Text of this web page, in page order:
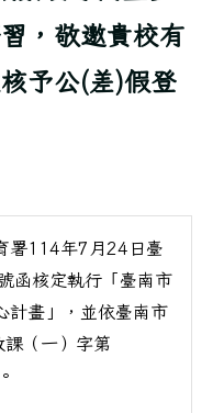
，敬邀貴校有
予公(差)假登
署114年7月24日臺
函核定執行「臺南市
計畫」，並依臺南市
（一）字第